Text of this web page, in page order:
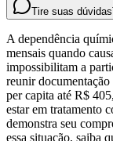
Tire suas dúvidas
A dependência
mensais quando
impossibilitam a
reunir
per capita até R$
estar em tratamento
demonstra seu
essa situação, saiba